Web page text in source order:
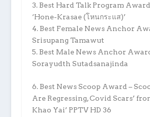
3. Best Hard Talk Program
‘Hone-Krasae (โหนกระแส)’
4. Best Female News Anchor
Srisupang Tamawut
5. Best Male News Anchor
Sorayudth Sutadsanajinda
6. Best News Scoop Award –
Are Regressing, Covid Scars’
Khao Yai’ PPTV HD 36